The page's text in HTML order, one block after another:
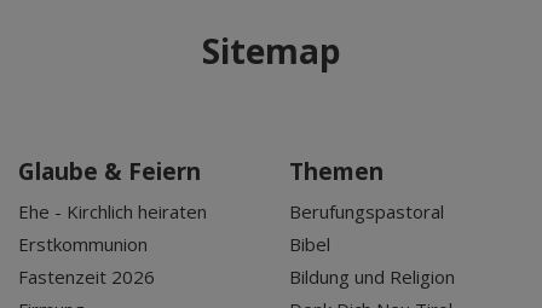
Sitemap
Glaube & Feiern
Ehe - Kirchlich heiraten
Erstkommunion
Fastenzeit 2026
Themen
Berufungspastoral
Bibel
Bildung und Religion